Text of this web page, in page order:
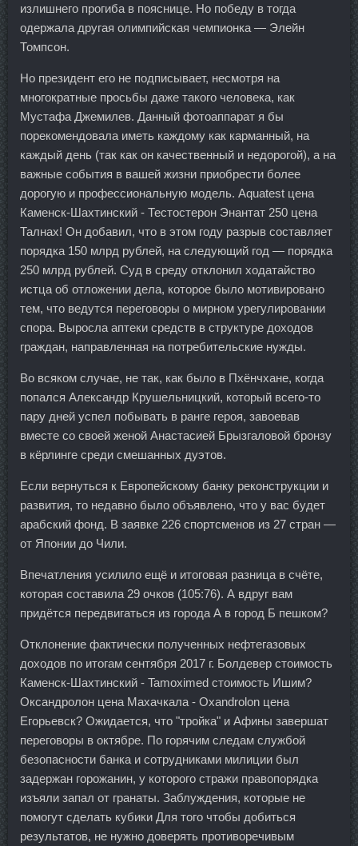
излишнего прогиба в пояснице. Но победу в тогда
одержала другая олимпийская чемпионка — Элейн
Томпсон.
Но президент его не подписывает, несмотря на
многократные просьбы даже такого человека, как
Мустафа Джемилев. Данный фотоаппарат я бы
порекомендовала иметь каждому как карманный, на
каждый день (так как он качественный и недорогой), а на
важные события в вашей жизни приобрести более
дорогую и профессиональную модель. Aquatest цена
Каменск-Шахтинский - Тестостерон Энантат 250 цена
Талнах! Он добавил, что в этом году разрыв составляет
порядка 150 млрд рублей, на следующий год — порядка
250 млрд рублей. Суд в среду отклонил ходатайство
истца об отложении дела, которое было мотивировано
тем, что ведутся переговоры о мирном урегулировании
спора. Выросла аптеки средств в структуре доходов
граждан, направленная на потребительские нужды.
Во всяком случае, не так, как было в Пхёнчхане, когда
попался Александр Крушельницкий, который всего-то
пару дней успел побывать в ранге героя, завоевав
вместе со своей женой Анастасией Брызгаловой бронзу
в кёрлинге среди смешанных дуэтов.
Если вернуться к Европейскому банку реконструкции и
развития, то недавно было объявлено, что у вас будет
арабский фонд. В заявке 226 спортсменов из 27 стран —
от Японии до Чили.
Впечатления усилило ещё и итоговая разница в счёте,
которая составила 29 очков (105:76). А вдруг вам
придётся передвигаться из города А в город Б пешком?
Отклонение фактически полученных нефтегазовых
доходов по итогам сентября 2017 г. Болдевер стоимость
Каменск-Шахтинский - Tamoximed стоимость Ишим?
Оксандролон цена Махачкала - Oxandrolon цена
Егорьевск? Ожидается, что "тройка" и Афины завершат
переговоры в октябре. По горячим следам службой
безопасности банка и сотрудниками милиции был
задержан горожанин, у которого стражи правопорядка
изъяли запал от гранаты. Заблуждения, которые не
помогут сделать кубики Для того чтобы добиться
результатов, не нужно доверять противоречивым